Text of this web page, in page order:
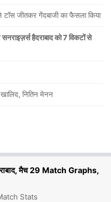
मैच 29 Match Graphs,
Stats
जीतकर गेंदबाजी का फैसला किया
हैदराबाद को 7 विकटों से
खालिद, नितिन मेनन